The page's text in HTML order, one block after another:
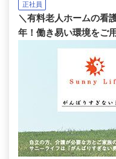
正社員
＼有料老人ホームの看
年！働き易い環境をご